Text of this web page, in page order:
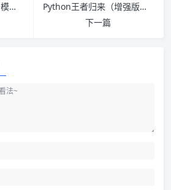
让云落地：云计算服务模式（SaaS、PaaS和IaaS）设计决策 PDF下载
Python王者归来（增强版）PDF下载
下一篇